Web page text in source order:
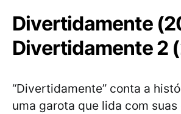
Divertidamente
Divertidamente 2
“Divertidamente” conta a
uma garota que lida com suas